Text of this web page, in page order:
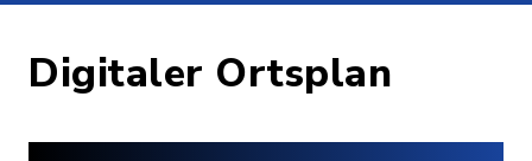
Digitaler Ortsplan